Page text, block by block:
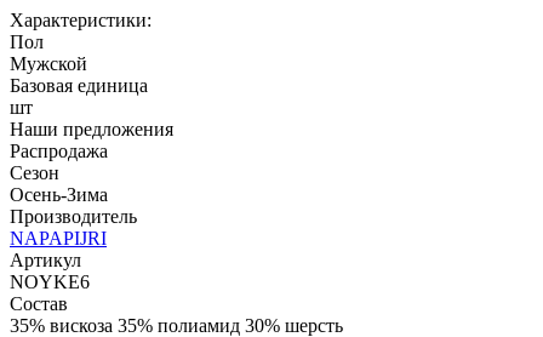
Характеристики:
Пол
Мужской
Базовая единица
шт
Наши предложения
Распродажа
Сезон
Осень-Зима
Производитель
NAPAPIJRI
Артикул
NOYKE6
Состав
35% вискоза 35% полиамид 30% шерсть